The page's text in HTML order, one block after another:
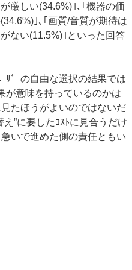
厳しい(34.6%)｣､｢機器の価
｣､｢画質/音質が期待は
ない(11.5%)｣といった回答
ｻﾞｰの自由な選択の結果では
が意味を持っているのかは
たほうがよいのではないだ
”に要したｺｽﾄに見合うだけ
いで進めた側の責任ともい